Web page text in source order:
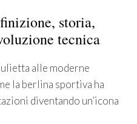
storia,
tecnica
alle moderne
la berlina sportiva ha
diventando un’icona